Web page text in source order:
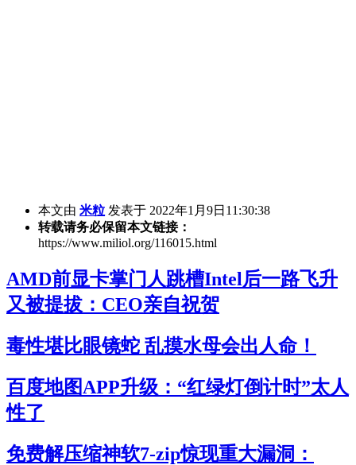
本文由 米粒 发表于 2022年1月9日11:30:38
转载请务必保留本文链接：
https://www.miliol.org/116015.html
AMD前显卡掌门人跳槽Intel后一路飞升
又被提拔：CEO亲自祝贺
毒性堪比眼镜蛇 乱摸水母会出人命！
百度地图APP升级：“红绿灯倒计时”太人
性了
免费解压缩神软7-zip惊现重大漏洞：